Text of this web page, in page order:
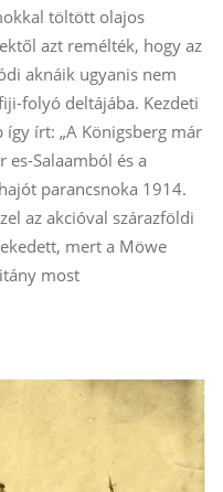
töltött olajos
azt remélték, hogy az
aknáik ugyanis nem
folyó deltájába. Kezdeti
írt: „A Königsberg már
Salaamból és a
parancsnoka 1914.
az akcióval szárazföldi
mert a Möwe
most